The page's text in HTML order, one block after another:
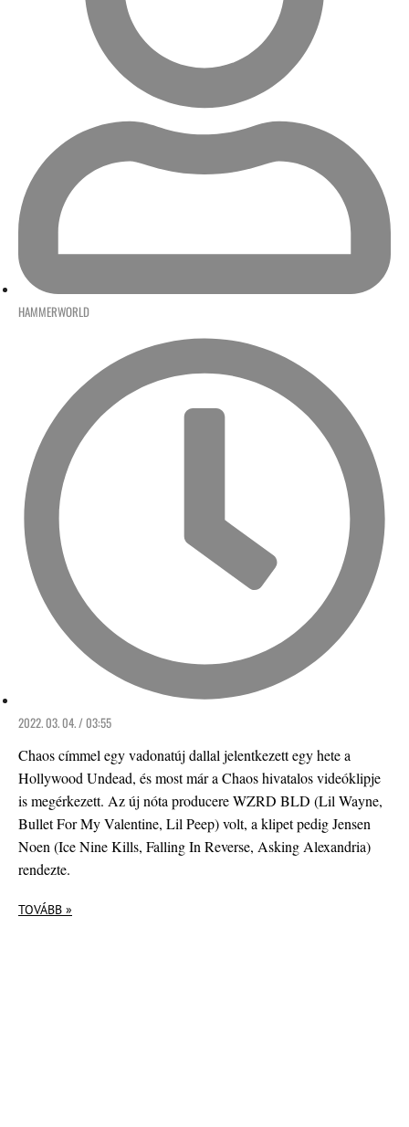
HAMMERWORLD
2022. 03. 04. / 03:55
Chaos címmel egy vadonatúj dallal jelentkezett egy hete a
Hollywood Undead, és most már a Chaos hivatalos videóklipje
is megérkezett. Az új nóta producere WZRD BLD (Lil Wayne,
Bullet For My Valentine, Lil Peep) volt, a klipet pedig Jensen
Noen (Ice Nine Kills, Falling In Reverse, Asking Alexandria)
rendezte.
TOVÁBB »